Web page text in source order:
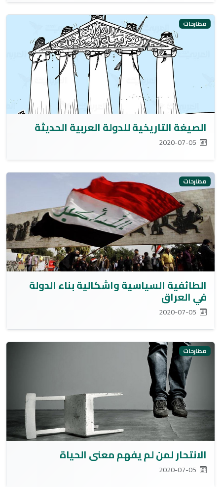
مطارحات
الصيغة التاريخية للدولة العربية الحديثة
مطارحات
الطائفية السياسية واشكالية بناء الدولة
في العراق
مطارحات
الانتحار لمن لم يفهم معنى الحياة